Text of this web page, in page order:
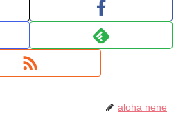
aloha nene